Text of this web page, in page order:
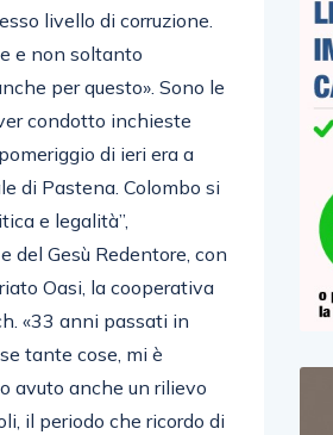
livello di corruzione.
e non soltanto
per questo». Sono le
condotto inchieste
di ieri era a
di Pastena. Colombo si
e legalità”,
del Gesù Redentore, con
Oasi, la cooperativa
«33 anni passati in
tante cose, mi è
avuto anche un rilievo
il periodo che ricordo di